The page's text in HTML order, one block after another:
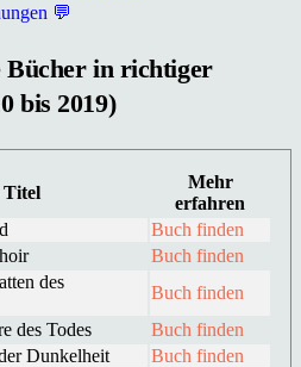
💬
Bücher in richtiger
bis 2019)
Titel
Mehr
erfahren
Buch finden
Buch finden
des
Buch finden
des Todes
Buch finden
Dunkelheit Buch finden